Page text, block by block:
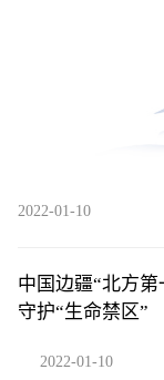
2022-01-10
中国边疆“北方
守护“生命禁区”
2022-01-10